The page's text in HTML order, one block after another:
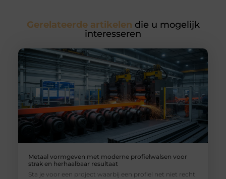
Gerelateerde artikelen die u mogelijk
interesseren
Metaal vormgeven met moderne profielwalsen voor
strak en herhaalbaar resultaat
Sta je voor een project waarbij een profiel net niet recht